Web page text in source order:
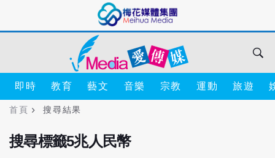
即時 教育 藝文 音樂 宗教 運動 旅遊
首頁 搜尋結果
搜尋標籤5兆人民幣